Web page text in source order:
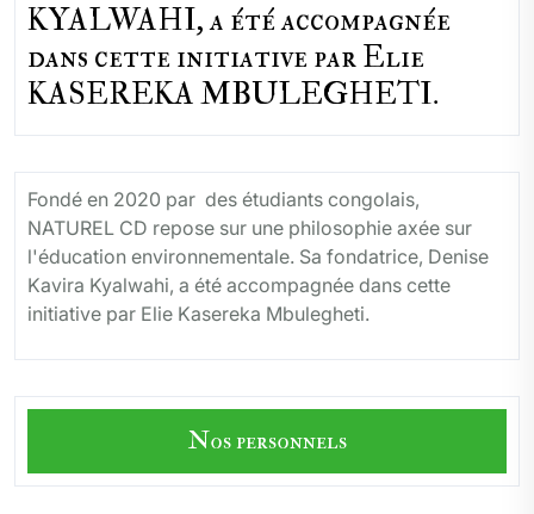
KYALWAHI, a été accompagnée
dans cette initiative par Elie
KASEREKA MBULEGHETI.
Fondé en 2020 par des étudiants congolais,
NATUREL CD repose sur une philosophie axée sur
l'éducation environnementale. Sa fondatrice, Denise
Kavira Kyalwahi, a été accompagnée dans cette
initiative par Elie Kasereka Mbulegheti.
Nos personnels